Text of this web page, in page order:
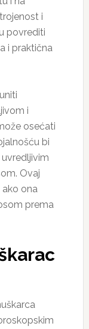
i
povrediti
i praktična
i
osećati
bi
Ovaj
ona
prema